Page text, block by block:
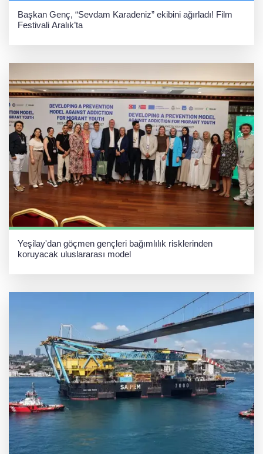
Başkan Genç, “Sevdam Karadeniz” ekibini ağırladı! Film
Festivali Aralık’ta
Yeşilay'dan göçmen gençleri bağımlılık risklerinden
koruyacak uluslararası model